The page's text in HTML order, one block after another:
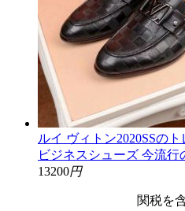
ルイ ヴィトン2020SSの
ビジネスシューズ 今流行
13200円
関税を